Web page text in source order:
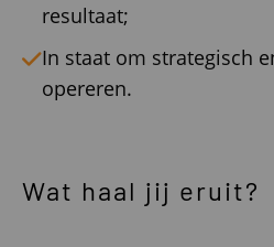
resultaat;
In staat om strategisch
opereren.
Wat haal jij eruit?